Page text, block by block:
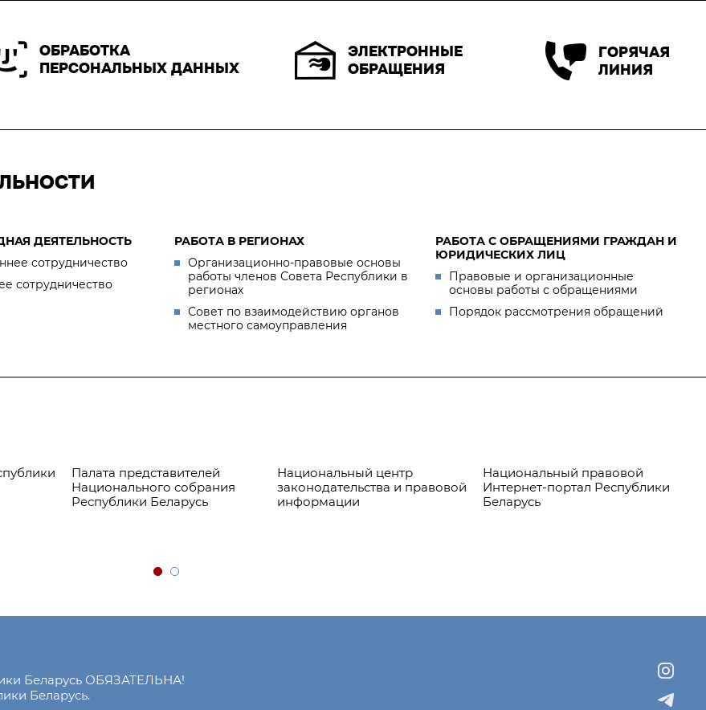
ОБРАБОТКА
ПЕРСОНАЛЬНЫХ ДАННЫХ
ЭЛЕКТРОННЫЕ
ОБРАЩЕНИЯ
ГОРЯЧАЯ
ЛИНИЯ
ДЕЯТЕЛЬНОСТЬ
сотрудничество
сотрудничество
РАБОТА В РЕГИОНАХ
Организационно-правовые основы
работы членов Совета Республики в
регионах
Совет по взаимодействию органов
местного самоуправления
РАБОТА С ОБРАЩЕНИЯМИ ГРАЖДАН И
ЮРИДИЧЕСКИХ ЛИЦ
Правовые и организационные
основы работы с обращениями
Порядок рассмотрения обращений
Палата представителей
Национального собрания
Республики Беларусь
Национальный центр
законодательства и правовой
информации
Национальный правовой
Интернет-портал Республики
Беларусь
Беларусь ОБЯЗАТЕЛЬНА!
Беларусь.